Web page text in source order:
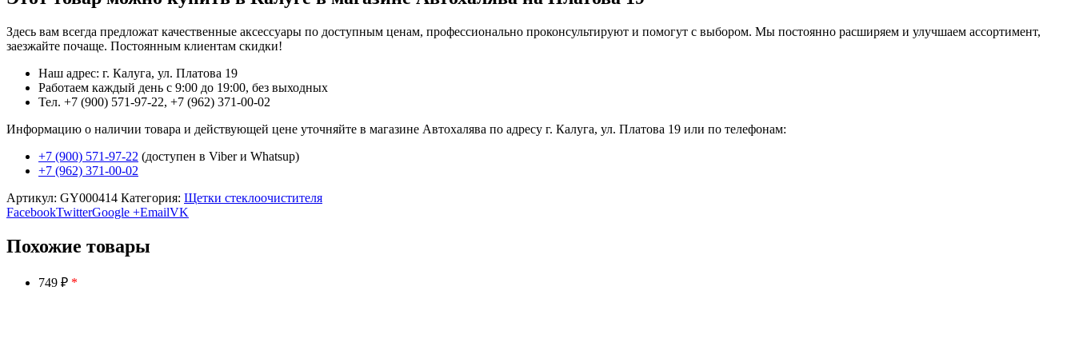
Здесь вам всегда предложат качественные аксессуары по доступным ценам, профессионально проконсультируют и помогут с выбором. Мы постоянно расширяем и улучшаем ассортимент,
заезжайте почаще. Постоянным клиентам скидки!
Наш адрес: г. Калуга, ул. Платова 19
Работаем каждый день с 9:00 до 19:00, без выходных
Тел. +7 (900) 571-97-22, +7 (962) 371-00-02
Информацию о наличии товара и действующей цене уточняйте в магазине Автохалява по адресу г. Калуга, ул. Платова 19 или по телефонам:
+7 (900) 571-97-22 (доступен в Viber и Whatsup)
+7 (962) 371-00-02
Артикул: GY000414 Категория: Щетки стеклоочистителя
FacebookTwitterGoogle +EmailVK
Похожие товары
749 ₽ *